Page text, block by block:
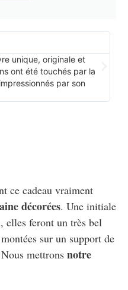
unique, originale et
ont été touchés par la
par son
ce cadeau vraiment
décorées. Une initiale
elles feront un très bel
sur un support de
mettrons notre